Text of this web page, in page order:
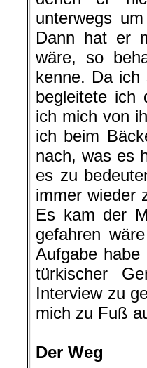
unterwegs
Dann hat er
wäre, so
kenne. Da ich
begleitete ich
ich mich von
ich beim
nach, was es
es zu
immer wieder
Es kam der
gefahren
Aufgabe
türkischer
Interview zu
mich zu Fuß
Der Weg